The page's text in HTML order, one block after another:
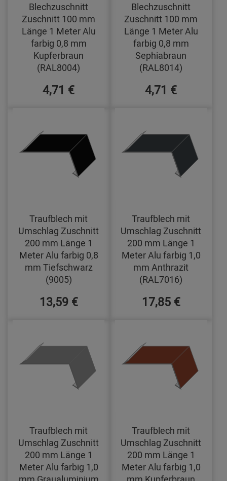
Blechzuschnitt
Zuschnitt 100 mm
Länge 1 Meter Alu
farbig 0,8 mm
Kupferbraun
(RAL8004)
4,71 €
Blechzuschnitt
Zuschnitt 100 mm
Länge 1 Meter Alu
farbig 0,8 mm
Sephiabraun
(RAL8014)
4,71 €
Traufblech mit
Umschlag Zuschnitt
200 mm Länge 1
Meter Alu farbig 0,8
mm Tiefschwarz
(9005)
13,59 €
Traufblech mit
Umschlag Zuschnitt
200 mm Länge 1
Meter Alu farbig 1,0
mm Anthrazit
(RAL7016)
17,85 €
Traufblech mit
Umschlag Zuschnitt
200 mm Länge 1
Meter Alu farbig 1,0
Traufblech mit
Umschlag Zuschnitt
200 mm Länge 1
Meter Alu farbig 1,0